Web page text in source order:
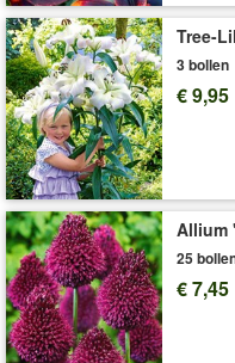
graven van plantgaten
Met deplantenschaal
eenvoudig planten, na de
muizen en woelmuizen.
Art.nr.:39898
Levering omvat:
'Narcis 'Pink Wonder''
Tree-
3 bollen
€ 9,95
Allium
25
€ 7,45